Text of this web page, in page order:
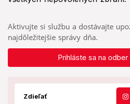
Aktivujte si službu a dostávajte
najdôležitejšie správy dňa.
Prihláste sa na
Zdieľať